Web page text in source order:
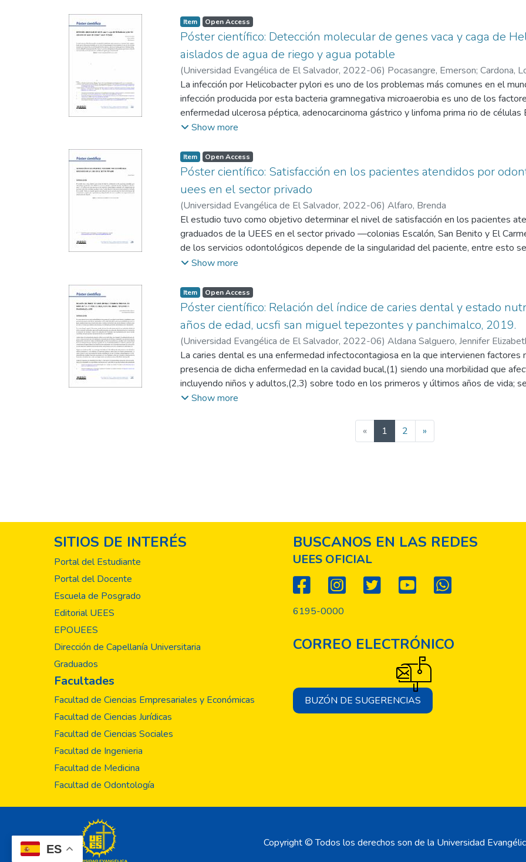
ES
en unas más que en otras, teniendo presencia más en aquellas profesiones en las
personas, como la docencia. Los docentes están expuestos a muchos factores que
estrés, desde factores internos como la personalidad o externos como el ambiente
de altos niveles de estrés en un docente se está a la puerta de caer en el síndrome
sostienen que un estrés laboral crónico y mantenido puede ser causa de este
detectar la presencia de estrés y síndrome de burnout en docentes de la
Item Open Access
Póster científico: Detección molecular de genes vaca y caga de
aislados de agua de riego y agua potable
(Universidad Evangélica de El Salvador, 2022-06) Pocasangre, Emerson; Cardona,
La infección por Helicobacter pylori es uno de los problemas más comunes en el
infección producida por esta bacteria gramnegativa microaerobia es uno de los
enfermedad ulcerosa péptica, adenocarcinoma gástrico y linfoma prima rio de
ocurre principalmente de persona a persona a través de vía fecal-oral y oral-oral, así
Show more
Item Open Access
Póster científico: Satisfacción en los pacientes atendidos por
uees en el sector privado
(Universidad Evangélica de El Salvador, 2022-06) Alfaro, Brenda
El estudio tuvo como objetivo determinar el nivel de satisfacción en los pacientes
graduados de la UEES en el sector privado —colonias Escalón, San Benito y El
de los servicios odontológicos depende de la singularidad del paciente, entre esto
educativo, posición socioeconómica y el estado de su salud. Todo en conjunto
en la satisfacción del usuario.
Show more
Item Open Access
Póster científico: Relación del índice de caries dental y estado
años de edad, ucsfi san miguel tepezontes y panchimalco, 2019.
(Universidad Evangélica de El Salvador, 2022-06) Aldana Salguero, Jennifer
La caries dental es una enfermedad infectocontagiosa en la que intervienen
presencia de dicha enfermedad en la cavidad bucal,(1) siendo una morbilidad que
incluyendo niños y adultos,(2,3) sobre todo en los primeros y últimos años de vida;
son afectadas por dicha morbilidad a nivel mundial.(4) La caries dental, según la
por las molestias al momento de masticar e ingerir los alimentos.(5) Asimismo, una
contribuir a la prevalencia e incidencia de la caries dental.(6,7)
Show more
« 1(current)
2 »
SITIOS DE INTERÉS
Portal del Estudiante
Portal del Docente
Escuela de Posgrado
Editorial UEES
EPOUEES
Dirección de Capellanía Universitaria
Graduados
Facultades
Facultad de Ciencias Empresariales y Económicas
Facultad de Ciencias Jurídicas
Facultad de Ciencias Sociales
Facultad de Ingenieria
Facultad de Medicina
Facultad de Odontología
BUSCANOS EN LAS REDES
UEES OFICIAL
6195-0000
CORREO ELECTRÓNICO
BUZÓN DE SUGERENCIAS
Copyright © Todos los derechos son de la Universidad